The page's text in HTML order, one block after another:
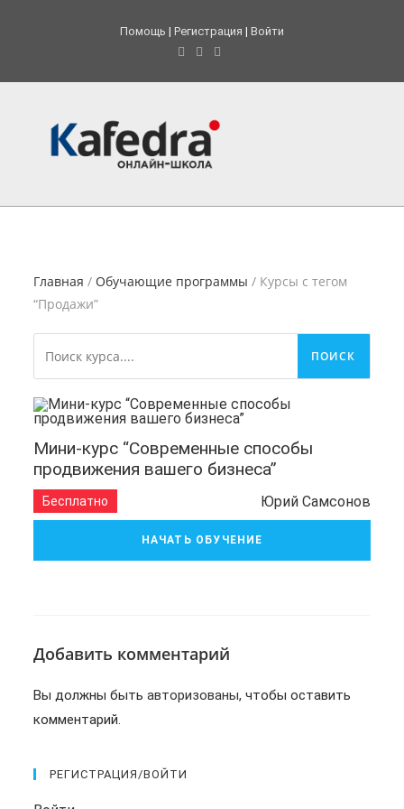
Помощь | Регистрация | Войти
Главная / Обучающие программы / Курсы с тегом
“Продажи”
ПОИСК
Мини-курс “Современные способы
продвижения вашего бизнеса”
Бесплатно Юрий Самсонов
НАЧАТЬ ОБУЧЕНИЕ
Добавить комментарий
Вы должны бытьавторизованы, чтобы оставить
комментарий.
РЕГИСТРАЦИЯ/ВОЙТИ